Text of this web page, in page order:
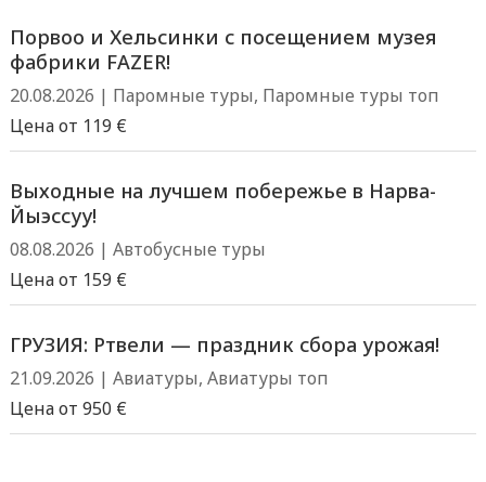
Порвоо и Хельсинки с посещением музея
фабрики FAZER!
20.08.2026 | Паромные туры, Паромные туры топ
Цена от 119 €
Выходные на лучшем побережье в Нарва-
Йыэссуу!
08.08.2026 | Автобусные туры
Цена от 159 €
ГРУЗИЯ: Ртвели — праздник сбора урожая!
21.09.2026 | Авиатуры, Авиатуры топ
Цена от 950 €